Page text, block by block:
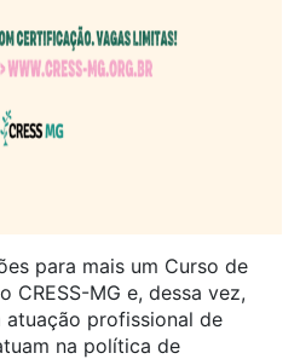
para mais um Curso de
CRESS-MG e, dessa vez,
profissional de
na política de